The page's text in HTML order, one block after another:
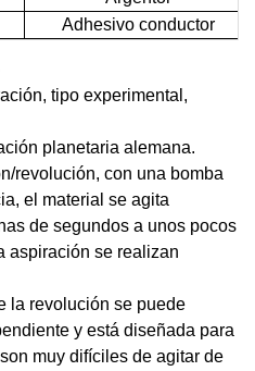
Adhesivo conductor
tipo experimental,
planetaria alemana.
revolución, con una bomba
el material se agita
de segundos a unos pocos
aspiración se realizan
la revolución se puede
y está diseñada para
muy difíciles de agitar de